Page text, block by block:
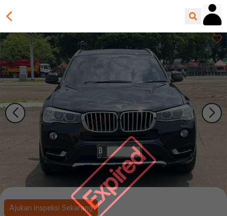
Expired
Ajukan Inspeksi Sekarang